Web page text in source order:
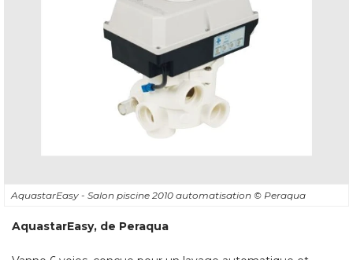
AquastarEasy - Salon piscine 2010 automatisation © Peraqua
AquastarEasy, de Peraqua